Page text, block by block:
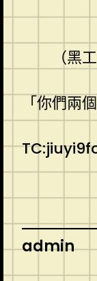
（黑工
「你們兩
admin